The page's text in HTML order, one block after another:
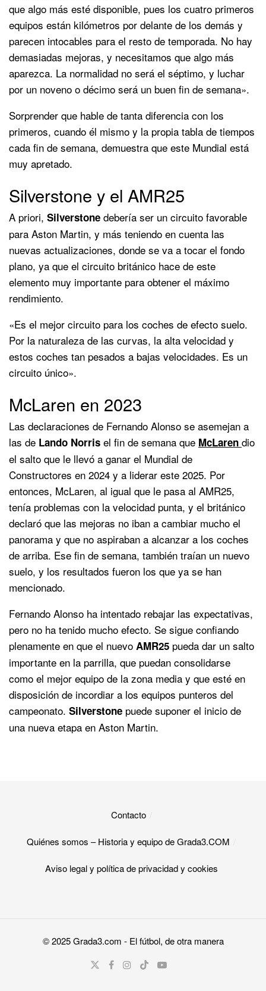
que algo más esté disponible, pues los cuatro primeros
equipos están kilómetros por delante de los demás y
parecen intocables para el resto de temporada. No hay
demasiadas mejoras, y necesitamos que algo más
aparezca. La normalidad no será el séptimo, y luchar
por un noveno o décimo será un buen fin de semana».
Sorprender que hable de tanta diferencia con los
primeros, cuando él mismo y la propia tabla de tiempos
cada fin de semana, demuestra que este Mundial está
muy apretado.
Silverstone y el AMR25
A priori, Silverstone debería ser un circuito favorable
para Aston Martin, y más teniendo en cuenta las
nuevas actualizaciones, donde se va a tocar el fondo
plano, ya que el circuito británico hace de este
elemento muy importante para obtener el máximo
rendimiento.
«Es el mejor circuito para los coches de efecto suelo.
Por la naturaleza de las curvas, la alta velocidad y
estos coches tan pesados a bajas velocidades. Es un
circuito único».
McLaren en 2023
Las declaraciones de Fernando Alonso se asemejan a
las de Lando Norris el fin de semana que McLaren dio
el salto que le llevó a ganar el Mundial de
Constructores en 2024 y a liderar este 2025. Por
entonces, McLaren, al igual que le pasa al AMR25,
tenía problemas con la velocidad punta, y el británico
declaró que las mejoras no iban a cambiar mucho el
panorama y que no aspiraban a alcanzar a los coches
de arriba. Ese fin de semana, también traían un nuevo
suelo, y los resultados fueron los que ya se han
mencionado.
Fernando Alonso ha intentado rebajar las expectativas,
pero no ha tenido mucho efecto. Se sigue confiando
plenamente en que el nuevo AMR25 pueda dar un salto
importante en la parrilla, que puedan consolidarse
como el mejor equipo de la zona media y que esté en
disposición de incordiar a los equipos punteros del
campeonato. Silverstone puede suponer el inicio de
una nueva etapa en Aston Martin.
Contacto
Quiénes somos – Historia y equipo de Grada3.COM
Aviso legal y política de privacidad y cookies​
© 2025Grada3.com - El fútbol, de otra manera